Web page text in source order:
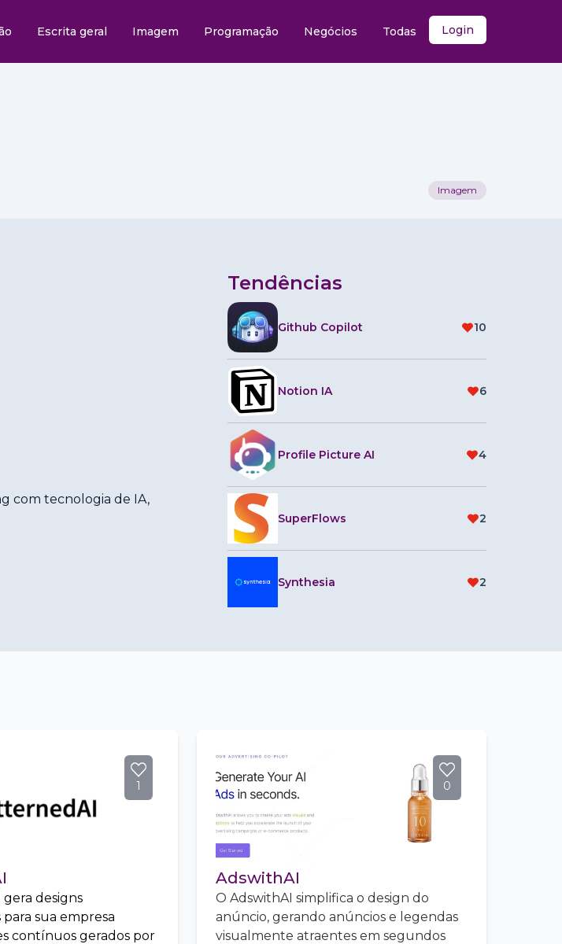
Escrita geral Imagem Programação Negócios Todas Login
Imagem
com tecnologia de IA,
Tendências
Github Copilot 10
Notion IA 6
Profile Picture AI 4
SuperFlows 2
Synthesia 2
1
designs
sua empresa
contínuos gerados por
0
AdswithAI
O AdswithAI simplifica o design do
anúncio, gerando anúncios e legendas
visualmente atraentes em segundos